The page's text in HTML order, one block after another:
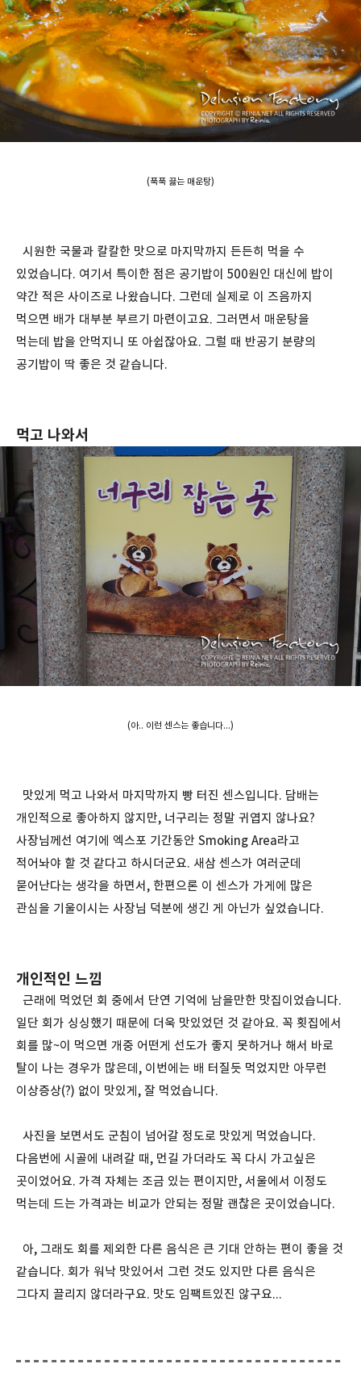
(푹푹 끓는 매운탕)
시원한 국물과 칼칼한 맛으로 마지막까지 든든히 먹을 수
있었습니다. 여기서 특이한 점은 공기밥이 500원인 대신에 밥이
약간 적은 사이즈로 나왔습니다. 그런데 실제로 이 즈음까지
먹으면 배가 대부분 부르기 마련이고요. 그러면서 매운탕을
먹는데 밥을 안먹지니 또 아쉽잖아요. 그럴 때 반공기 분량의
공기밥이 딱 좋은 것 같습니다.
먹고 나와서
(아.. 이런 센스는 좋습니다...)
맛있게 먹고 나와서 마지막까지 빵 터진 센스입니다. 담배는
개인적으로 좋아하지 않지만, 너구리는 정말 귀엽지 않나요?
사장님께선 여기에 엑스포 기간동안 Smoking Area라고
적어놔야 할 것 같다고 하시더군요. 새삼 센스가 여러군데
묻어난다는 생각을 하면서, 한편으론 이 센스가 가게에 많은
관심을 기울이시는 사장님 덕분에 생긴 게 아닌가 싶었습니다.
개인적인 느낌
근래에 먹었던 회 중에서 단연 기억에 남을만한 맛집이었습니다.
일단 회가 싱싱했기 때문에 더욱 맛있었던 것 같아요. 꼭 횟집에서
회를 많~이 먹으면 개중 어떤게 선도가 좋지 못하거나 해서 바로
탈이 나는 경우가 많은데, 이번에는 배 터질듯 먹었지만 아무런
이상증상(?) 없이 맛있게, 잘 먹었습니다.
사진을 보면서도 군침이 넘어갈 정도로 맛있게 먹었습니다.
다음번에 시골에 내려갈 때, 먼길 가더라도 꼭 다시 가고싶은
곳이었어요. 가격 자체는 조금 있는 편이지만, 서울에서 이정도
먹는데 드는 가격과는 비교가 안되는 정말 괜찮은 곳이었습니다.
아, 그래도 회를 제외한 다른 음식은 큰 기대 안하는 편이 좋을 것
같습니다. 회가 워낙 맛있어서 그런 것도 있지만 다른 음식은
그다지 끌리지 않더라구요. 맛도 임팩트있진 않구요...